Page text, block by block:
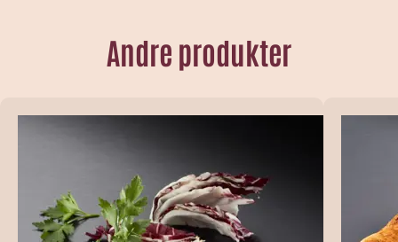
Andre produkter